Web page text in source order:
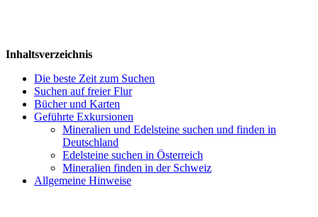
Inhaltsverzeichnis
Die beste Zeit zum Suchen
Suchen auf freier Flur
Bücher und Karten
Geführte Exkursionen
Mineralien und Edelsteine suchen und finden in
Deutschland
Edelsteine suchen in Österreich
Mineralien finden in der Schweiz
Allgemeine Hinweise